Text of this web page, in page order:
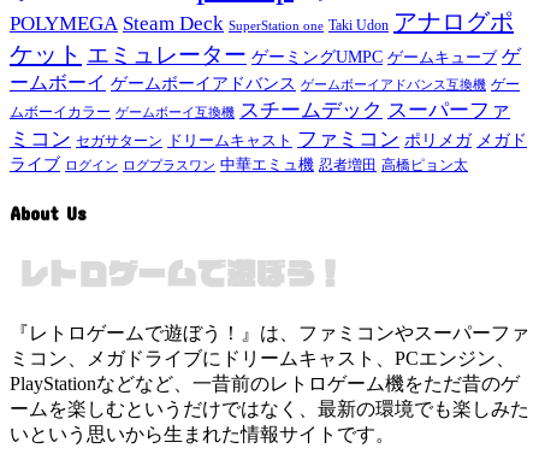
POLYMEGA Steam Deck SuperStation one Taki Udon アナログポ
ケット エミュレーター ゲーミングUMPC ゲームキューブ ゲ
ームボーイ ゲームボーイアドバンス ゲームボーイアドバンス互換機 ゲー
ムボーイカラー ゲームボーイ互換機 スチームデック スーパーファ
ミコン セガサターン ドリームキャスト ファミコン ポリメガ メガド
ライブ ログイン ログプラスワン 中華エミュ機 忍者増田 高橋ピョン太
About Us
『レトロゲームで遊ぼう！』は、ファミコンやスーパーファ
ミコン、メガドライブにドリームキャスト、PCエンジン、
PlayStationなどなど、一昔前のレトロゲーム機をただ昔のゲ
ームを楽しむというだけではなく、最新の環境でも楽しみた
いという思いから生まれた情報サイトです。